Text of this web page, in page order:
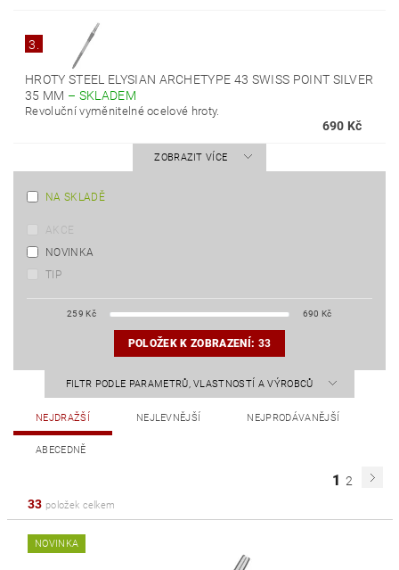
3.
HROTY STEEL ELYSIAN ARCHETYPE 43 SWISS POINT SILVER
35 MM – SKLADEM
Revoluční vyměnitelné ocelové hroty.
690 Kč
ZOBRAZIT VÍCE
NA SKLADĚ
AKCE
NOVINKA
TIP
259 Kč 690 Kč
POLOŽEK K ZOBRAZENÍ: 33
FILTR PODLE PARAMETRŮ, VLASTNOSTÍ A VÝROBCŮ
NEJDRAŽŠÍ NEJLEVNĚJŠÍ NEJPRODÁVANĚJŠÍ
ABECEDNĚ
1 2
33 položek celkem
NOVINKA